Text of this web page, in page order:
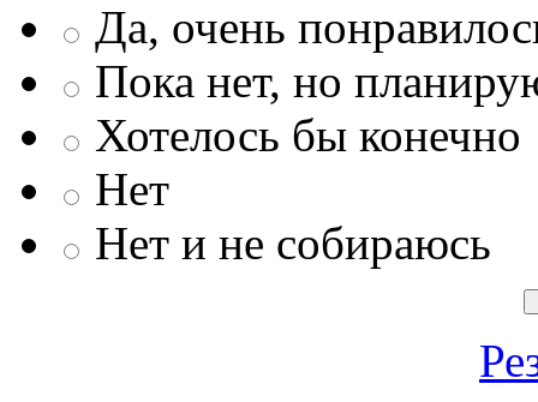
Да, очень
Пока нет, но
Хотелось бы конечно
Нет
Нет и не собираюсь